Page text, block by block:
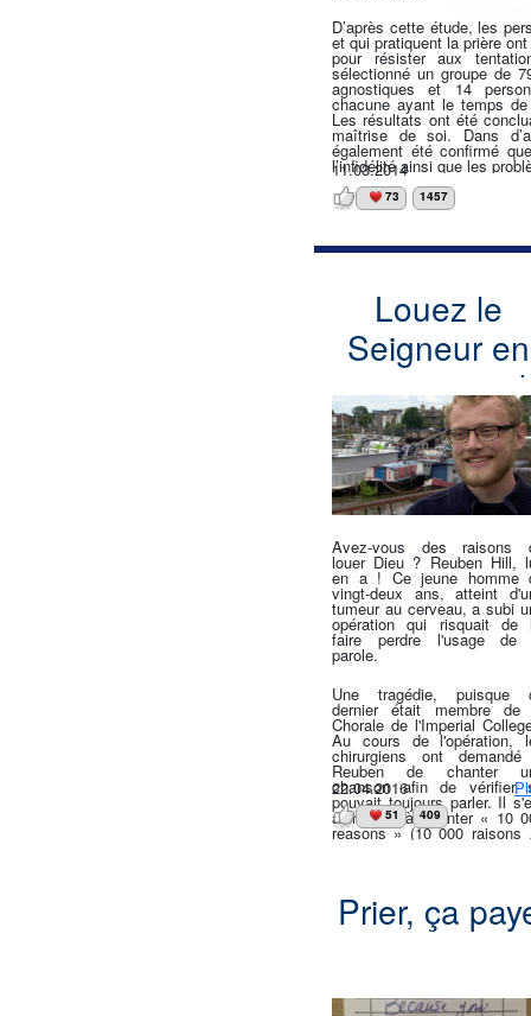
D’après cette étude, les
et qui pratiquent la prière
pour résister aux
sélectionné un groupe de
agnostiques et 14
chacune ayant le temps
Les résultats ont été
maîtrise de soi. Dans
également été confirmé
l’infidélité ainsi que les
11.03.2014
73 1457
Louez le
Seigneur en
tout temps !
Avez-vous des raisons
louer Dieu ? Reuben Hill,
en a ! Ce jeune homme
vingt-deux ans, atteint
tumeur au cerveau, a subi
opération qui risquait de
faire perdre l'usage de
parole.
Une tragédie, puisque
dernier était membre de
Chorale de l'Imperial
Au cours de l'opération,
chirurgiens ont
Reuben de chanter
chanson afin de vérifier
pouvait toujours parler. Il
alors mis à chanter « 10
reasons » (10 000 raisons
Te louer) et à proclamer
ou les difficultés devant
chanterai quand le
viendra, Bénis Dieu, ô
ses capacités mentales
22.04.2016
51 409
Prier, ça